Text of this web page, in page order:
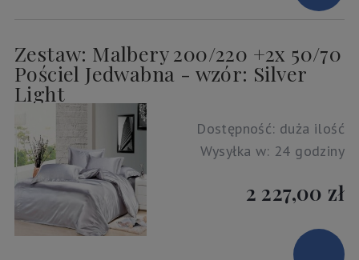
Zestaw: Malbery 200/220 +2x 50/70
Pościel Jedwabna - wzór: Silver
Light
Dostępność: duża ilość
Wysyłka w: 24 godziny
2 227,00 zł